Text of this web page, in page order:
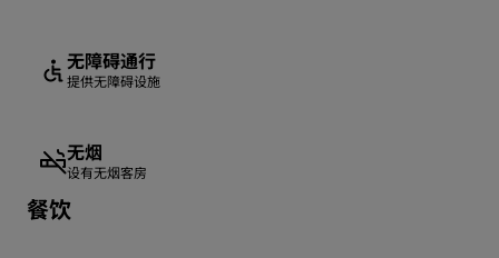
无障碍通行
提供无障碍设施
无烟
设有无烟客房
餐饮